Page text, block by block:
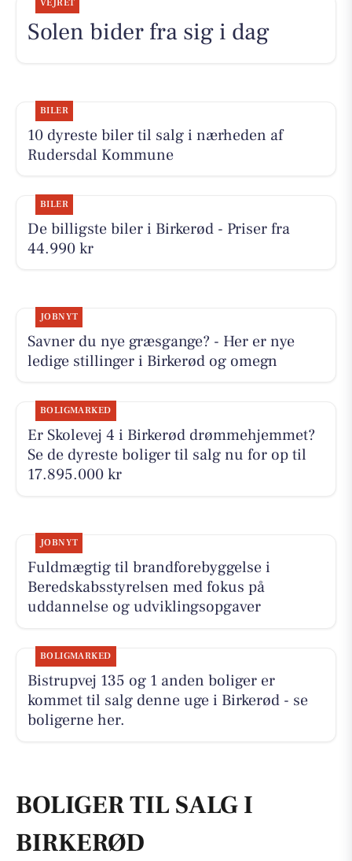
VEJRET
Solen bider fra sig i dag
BILER
10 dyreste biler til salg i nærheden af
Rudersdal Kommune
BILER
De billigste biler i Birkerød - Priser fra
44.990 kr
JOBNYT
Savner du nye græsgange? - Her er nye
ledige stillinger i Birkerød og omegn
BOLIGMARKED
Er Skolevej 4 i Birkerød drømmehjemmet?
Se de dyreste boliger til salg nu for op til
17.895.000 kr
JOBNYT
Fuldmægtig til brandforebyggelse i
Beredskabsstyrelsen med fokus på
uddannelse og udviklingsopgaver
BOLIGMARKED
Bistrupvej 135 og 1 anden boliger er
kommet til salg denne uge i Birkerød - se
boligerne her.
BOLIGER TIL SALG I
BIRKERØD